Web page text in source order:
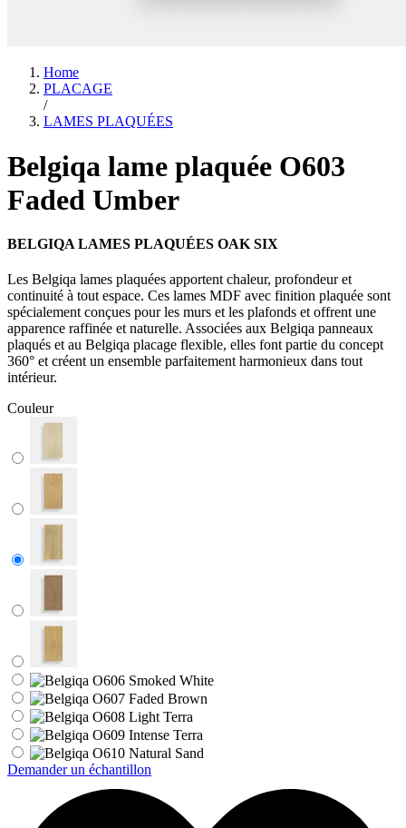
Home
PLACAGE
/
LAMES PLAQUÉES
Belgiqa lame plaquée O603
Faded Umber
BELGIQA LAMES PLAQUÉES OAK SIX
Les Belgiqa lames plaquées apportent chaleur, profondeur et
continuité à tout espace. Ces lames MDF avec finition plaquée sont
spécialement conçues pour les murs et les plafonds et offrent une
apparence raffinée et naturelle. Associées aux Belgiqa panneaux
plaqués et au Belgiqa placage flexible, elles font partie du concept
360° et créent un ensemble parfaitement harmonieux dans tout
intérieur.
Couleur
Demander un échantillon